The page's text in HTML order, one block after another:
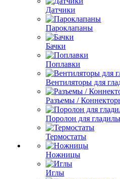
Датчики
Пароклапаны
Бачки
Поплавки
Вентиляторы для
Разъемы /
Поролон для
Термостаты
Ножницы
Иглы